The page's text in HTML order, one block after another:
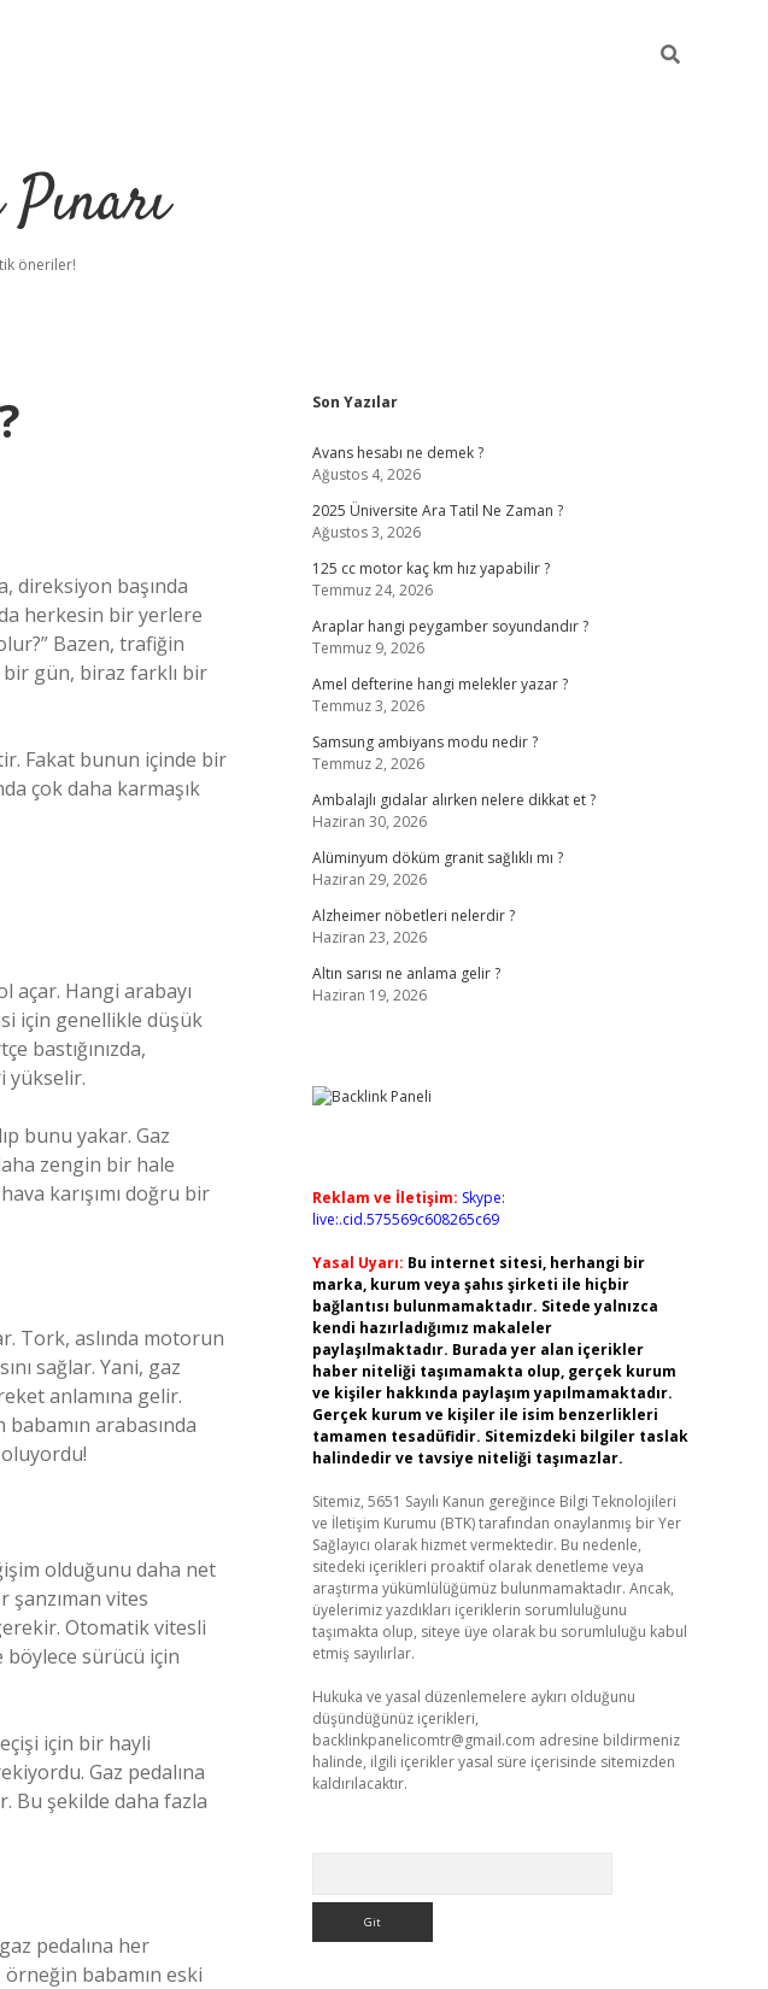
öneriler!
direksiyon başında
herkesin bir yerlere
Bazen, trafiğin
gün, biraz farklı bir
Fakat bunun içinde bir
çok daha karmaşık
açar. Hangi arabayı
için genellikle düşük
bastığınızda,
yükselir.
bunu yakar. Gaz
zengin bir hale
karışımı doğru bir
Tork, aslında motorun
sağlar. Yani, gaz
anlamına gelir.
arabasında
olduğunu daha net
vites
Otomatik vitesli
böylece sürücü için
için bir hayli
Gaz pedalına
Bu şekilde daha fazla
pedalına her
örneğin babamın eski
Sidebar
Son Yazılar
Avans hesabı ne demek ?
Ağustos 4, 2026
2025 Üniversite Ara Tatil Ne Zaman ?
Ağustos 3, 2026
125 cc motor kaç km hız yapabilir ?
Temmuz 24, 2026
Araplar hangi peygamber soyundandır ?
Temmuz 9, 2026
Amel defterine hangi melekler yazar ?
Temmuz 3, 2026
Samsung ambiyans modu nedir ?
Temmuz 2, 2026
Ambalajlı gıdalar alırken nelere dikkat et ?
Haziran 30, 2026
Alüminyum döküm granit sağlıklı mı ?
Haziran 29, 2026
Alzheimer nöbetleri nelerdir ?
Haziran 23, 2026
Altın sarısı ne anlama gelir ?
Haziran 19, 2026
Reklam ve İletişim: Skype:
live:.cid.575569c608265c69
Yasal Uyarı: Bu internet sitesi, herhangi bir
marka, kurum veya şahıs şirketi ile hiçbir
bağlantısı bulunmamaktadır. Sitede yalnızca
kendi hazırladığımız makaleler
paylaşılmaktadır. Burada yer alan içerikler
haber niteliği taşımamakta olup, gerçek kurum
ve kişiler hakkında paylaşım yapılmamaktadır.
Gerçek kurum ve kişiler ile isim benzerlikleri
tamamen tesadüfidir. Sitemizdeki bilgiler taslak
halindedir ve tavsiye niteliği taşımazlar.
Sitemiz, 5651 Sayılı Kanun gereğince Bilgi Teknolojileri
ve İletişim Kurumu (BTK) tarafından onaylanmış bir Yer
Sağlayıcı olarak hizmet vermektedir. Bu nedenle,
sitedeki içerikleri proaktif olarak denetleme veya
araştırma yükümlülüğümüz bulunmamaktadır. Ancak,
üyelerimiz yazdıkları içeriklerin sorumluluğunu
taşımakta olup, siteye üye olarak bu sorumluluğu kabul
etmiş sayılırlar.
Hukuka ve yasal düzenlemelere aykırı olduğunu
düşündüğünüz içerikleri,
backlinkpanelicomtr@gmail.com adresine bildirmeniz
halinde, ilgili içerikler yasal süre içerisinde sitemizden
kaldırılacaktır.